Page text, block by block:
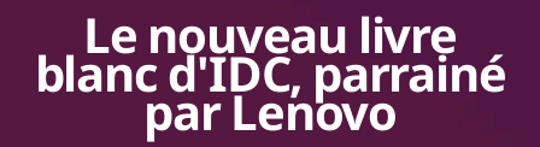
Le nouveau livre
blanc d'IDC, parrainé
par Lenovo